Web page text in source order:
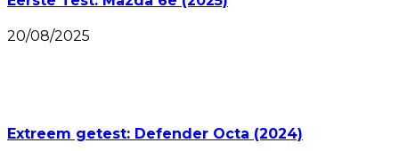
20/08/2025
Extreem getest: Defender Octa (2024)